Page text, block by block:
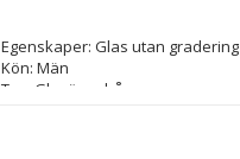
Egenskaper: Glas utan gradering
Kön: Män
Typ: Glasögonbågar